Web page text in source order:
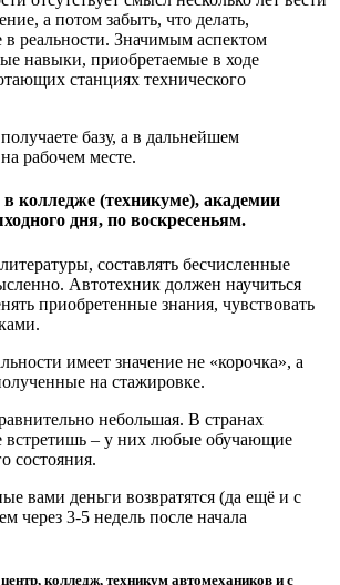
а потом забыть, что делать,
в реальности. Значимым аспектом
навыки, приобретаемые в ходе
станциях технического
базу, а в дальнейшем
рабочем месте.
колледже (техникуме), академии
дня, по воскресеньям.
составлять бесчисленные
Автотехник должен научиться
приобретенные знания, чувствовать
имеет значение не «корочка», а
на стажировке.
небольшая. В странах
встретишь – у них любые обучающие
состояния.
вами деньги возвратятся (да ещё и с
через 3-5 недель после начала
колледж, техникум автомехаников и с